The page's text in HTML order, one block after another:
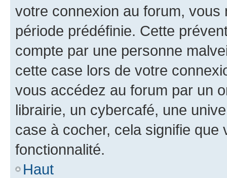
votre connexion au forum,
période prédéfinie. Cette
compte par une personne
cette case lors de votre
vous accédez au forum par un
librairie, un cybercafé, une
case à cocher, cela signifie
fonctionnalité.
Haut